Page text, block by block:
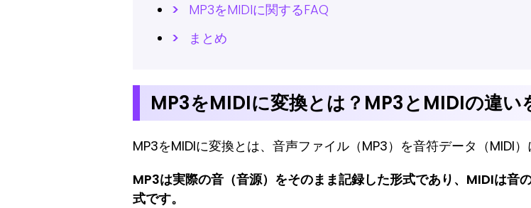
MP3をMIDIに関するFAQ
まとめ
MP3をMIDIに変換とは？MP3とMIDIの違い
MP3をMIDIに変換とは、音声ファイル（MP3）を音符データ（MIDI）
MP3は実際の音（音源）をそのまま記録した形式であり、MIDIは音
式です。